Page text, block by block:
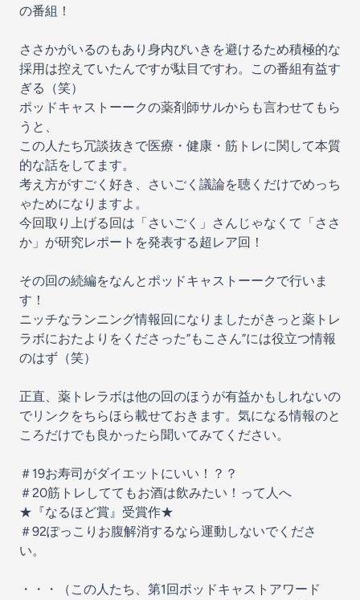
の番組！
ささかがいるのもあり身内びいきを避けるため積極的な
採用は控えていたんですが駄目ですわ。この番組有益す
ぎる（笑）
ポッドキャストーークの薬剤師サルからも言わせてもら
うと、
この人たち冗談抜きで医療・健康・筋トレに関して本質
的な話をしてます。
考え方がすごく好き、さいごく議論を聴くだけでめっち
ゃためになりますよ。
今回取り上げる回は「さいごく」さんじゃなくて「ささ
か」が研究レポートを発表する超レア回 ！
その回の続編をなんとポッドキャストーークで行いま
す！
ニッチなランニング情報回になりましたがきっと薬トレ
ラボにおたよりをくださった”もこさん”には役立つ情報
のはず（笑）
正直、薬トレラボは他の回のほうが有益かもしれないの
でリンクをちらほら載せておきます。気になる情報のと
ころだけでも良かったら聞いてみてください。
＃19お寿司がダイエットにいい！？？
＃20筋トレしててもお酒は飲みたい！って人へ
★『なるほど賞』受賞作★
＃92ぽっこりお腹解消するなら運動しないでくださ
い。
・・・（この人たち、第1回ポッドキャストアワード